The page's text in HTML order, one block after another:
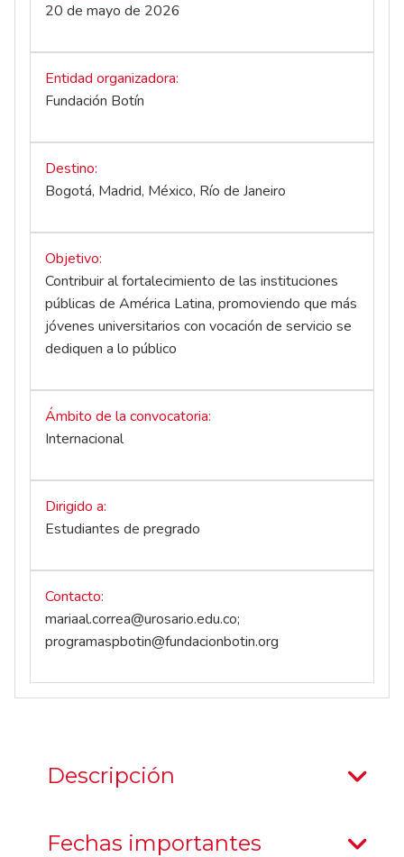
20 de mayo de 2026
Entidad organizadora
Fundación Botín
Destino
Bogotá, Madrid, México, Río de Janeiro
Objetivo
Contribuir al fortalecimiento de las instituciones
públicas de América Latina, promoviendo que más
jóvenes universitarios con vocación de servicio se
dediquen a lo público
Ámbito de la convocatoria
Internacional
Dirigido a
Estudiantes de pregrado
Contacto
mariaal.correa@urosario.edu.co;
programaspbotin@fundacionbotin.org
Descripción
Fechas importantes